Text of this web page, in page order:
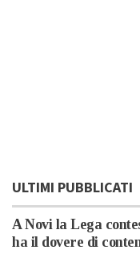
ULTIMI PUBBLICATI
A Novi la Lega
ha il dovere di